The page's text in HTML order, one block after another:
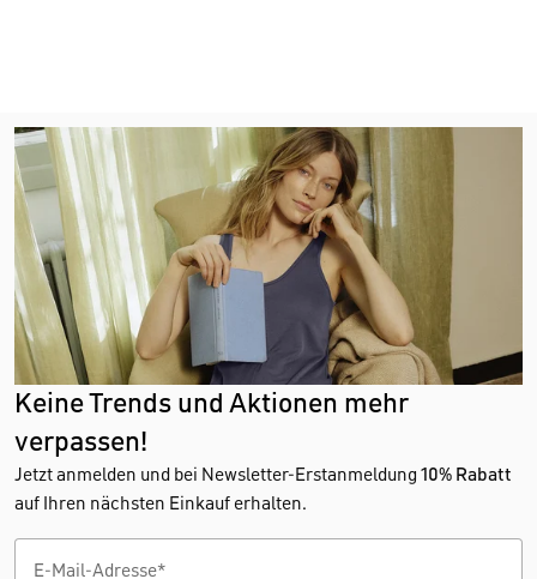
Keine Trends und Aktionen mehr
verpassen!
Jetzt anmelden und bei Newsletter-Erstanmeldung 10% Rabatt
auf Ihren nächsten Einkauf erhalten.